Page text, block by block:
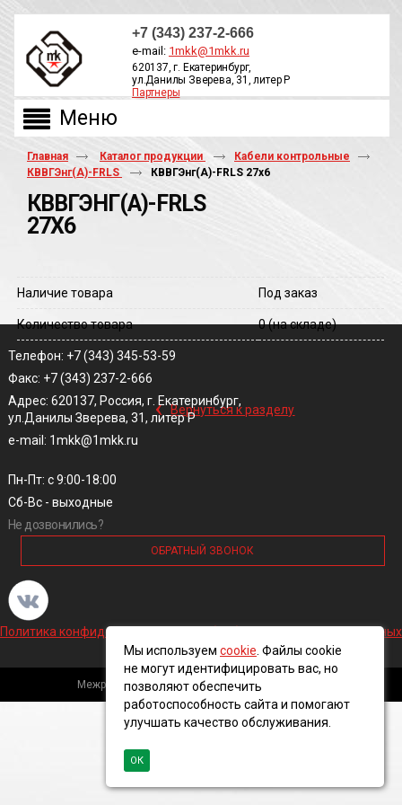
+7 (343) 237-2-666
e-mail: 1mkk@1mkk.ru
620137, г. Екатеринбург,
ул.Данилы Зверева, 31, литер Р
Партнеры
Главная Каталог продукции
Кабели контрольные
КВВГЭнг(А)-FRLS
КВВГЭнг(A)-FRLS 27х6
КВВГЭНГ(A)-FRLS
27Х6
Наличие товара Под заказ
Количество товара 0(на складе)
‹ Вернуться к разделу
Телефон: +7 (343) 345-53-59
Факс: +7 (343) 237-2-666
Адрес: 620137, Россия, г. Екатеринбург,
ул.Данилы Зверева, 31, литер Р
e-mail: 1mkk@1mkk.ru
Пн-Пт: с 9:00-18:00
Сб-Вс - выходные
Не дозвонились?
ОБРАТНЫЙ ЗВОНОК
Политика конфиденциальности и обработки персональных данных
Межрегиональная кабельная компания, 2016 ©
Мы используем cookie . Файлы cookie
не могут идентифицировать вас, но
позволяют обеспечить
работоспособность сайта и помогают
улучшать качество обслуживания.
ОК